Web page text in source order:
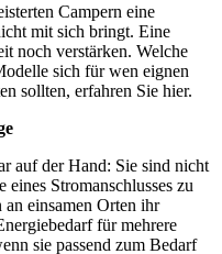
Campern eine
mit sich bringt. Eine
noch verstärken. Welche
sich für wen eignen
sollten, erfahren Sie hier.
auf der Hand: Sie sind nicht
Stromanschlusses zu
einsamen Orten ihr
für mehrere
sie passend zum Bedarf